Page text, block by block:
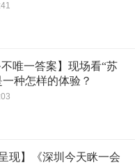
不唯一答案】现场看“苏
一种怎样的体验？
现】《深圳今天眯一会